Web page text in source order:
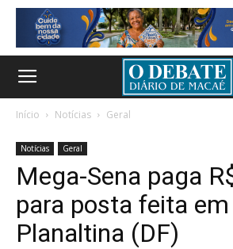
Início Notícias Geral
Notícias Geral
Mega-Sena paga
para posta feita em
Planaltina (DF)